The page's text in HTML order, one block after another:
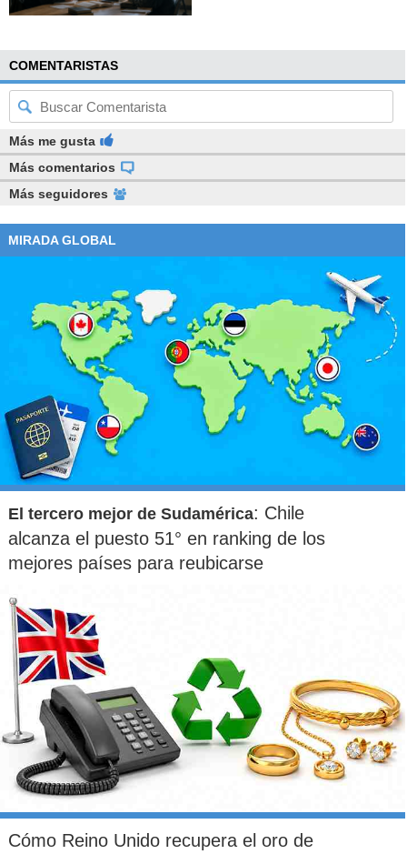
COMENTARISTAS
Más me gusta
Más comentarios
Más seguidores
MIRADA GLOBAL
El tercero mejor de Sudamérica: Chile
alcanza el puesto 51° en ranking de los
mejores países para reubicarse
Cómo Reino Unido recupera el oro de